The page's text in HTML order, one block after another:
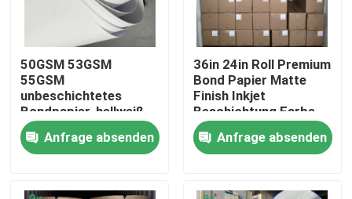
50GSM 53GSM
55GSM
unbeschichtetes
Bondpapier, hellweiß
zum Drucken von
Notebooks
Anfrage absenden
36in 24in Roll Premium
Bond Papier Matte
Finish Inkjet
Beschichtung Farbe
30m 45m Länge
Anfrage absenden